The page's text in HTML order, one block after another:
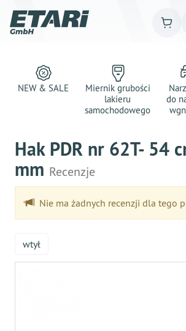
NEW & SALE
Miernik grubości
lakieru
samochodowego
do
Hak PDR nr 62T- 54
mm Recenzje
Nie ma żadnych recenzji dla tego
wtył